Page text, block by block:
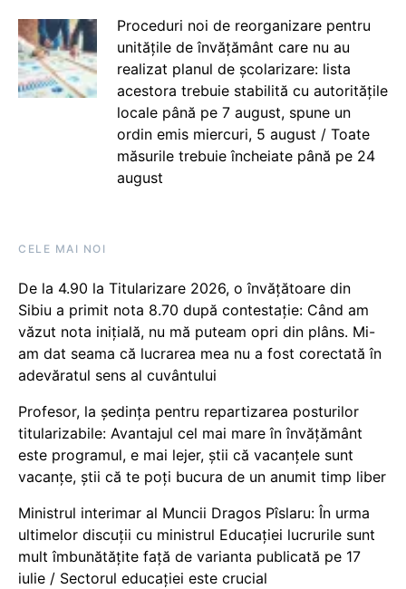
Proceduri noi de reorganizare pentru
unitățile de învățământ care nu au
realizat planul de școlarizare: lista
acestora trebuie stabilită cu autoritățile
locale până pe 7 august, spune un
ordin emis miercuri, 5 august / Toate
măsurile trebuie încheiate până pe 24
august
CELE MAI NOI
De la 4.90 la Titularizare 2026, o învățătoare din
Sibiu a primit nota 8.70 după contestație: Când am
văzut nota inițială, nu mă puteam opri din plâns. Mi-
am dat seama că lucrarea mea nu a fost corectată în
adevăratul sens al cuvântului
Profesor, la ședința pentru repartizarea posturilor
titularizabile: Avantajul cel mai mare în învățământ
este programul, e mai lejer, știi că vacanțele sunt
vacanţe, știi că te poți bucura de un anumit timp liber
Ministrul interimar al Muncii Dragos Pîslaru: În urma
ultimelor discuții cu ministrul Educației lucrurile sunt
mult îmbunătățite față de varianta publicată pe 17
iulie / Sectorul educației este crucial